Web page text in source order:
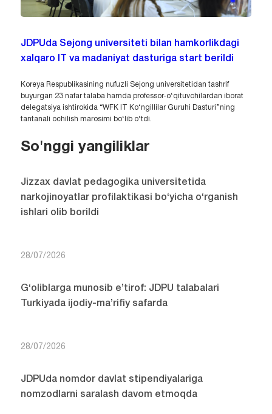
JDPUda Sejong universiteti bilan hamkorlikdagi
xalqaro IT va madaniyat dasturiga start berildi
Koreya Respublikasining nufuzli Sejong universitetidan tashrif
buyurgan 23 nafar talaba hamda professor-o‘qituvchilardan iborat
delegatsiya ishtirokida “WFK IT Ko‘ngillilar Guruhi Dasturi”ning
tantanali ochilish marosimi bo‘lib o‘tdi.
So'nggi yangiliklar
Jizzax davlat pedagogika universitetida
narkojinoyatlar profilaktikasi bo‘yicha o‘rganish
ishlari olib borildi
28/07/2026
G‘oliblarga munosib e’tirof: JDPU talabalari
Turkiyada ijodiy-ma’rifiy safarda
28/07/2026
JDPUda nomdor davlat stipendiyalariga
nomzodlarni saralash davom etmoqda